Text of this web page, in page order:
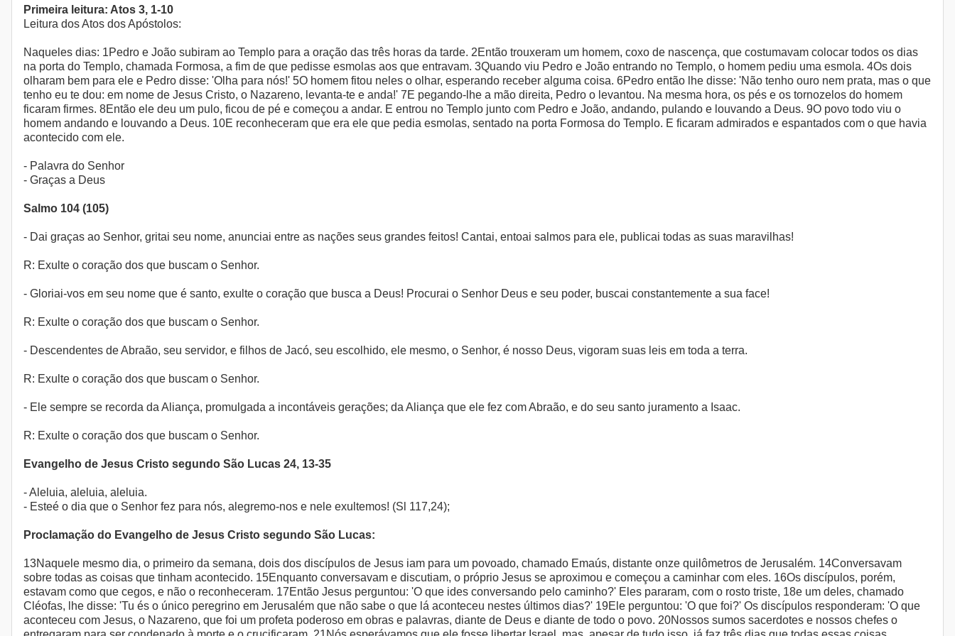
Primeira leitura: Atos 3, 1-10
Leitura dos Atos dos Apóstolos:
Naqueles dias: 1Pedro e João subiram ao Templo para a oração das três horas da tarde. 2Então trouxeram um homem, coxo de nascença, que costumavam colocar todos os dias
na porta do Templo, chamada Formosa, a fim de que pedisse esmolas aos que entravam. 3Quando viu Pedro e João entrando no Templo, o homem pediu uma esmola. 4Os dois
olharam bem para ele e Pedro disse: 'Olha para nós!' 5O homem fitou neles o olhar, esperando receber alguma coisa. 6Pedro então lhe disse: 'Não tenho ouro nem prata, mas o que
tenho eu te dou: em nome de Jesus Cristo, o Nazareno, levanta-te e anda!' 7E pegando-lhe a mão direita, Pedro o levantou. Na mesma hora, os pés e os tornozelos do homem
ficaram firmes. 8Então ele deu um pulo, ficou de pé e começou a andar. E entrou no Templo junto com Pedro e João, andando, pulando e louvando a Deus. 9O povo todo viu o
homem andando e louvando a Deus. 10E reconheceram que era ele que pedia esmolas, sentado na porta Formosa do Templo. E ficaram admirados e espantados com o que havia
acontecido com ele.
- Palavra do Senhor
- Graças a Deus
Salmo 104 (105)
- Dai graças ao Senhor, gritai seu nome, anunciai entre as nações seus grandes feitos! Cantai, entoai salmos para ele, publicai todas as suas maravilhas!
R: Exulte o coração dos que buscam o Senhor.
- Gloriai-vos em seu nome que é santo, exulte o coração que busca a Deus! Procurai o Senhor Deus e seu poder, buscai constantemente a sua face!
R: Exulte o coração dos que buscam o Senhor.
- Descendentes de Abraão, seu servidor, e filhos de Jacó, seu escolhido, ele mesmo, o Senhor, é nosso Deus, vigoram suas leis em toda a terra.
R: Exulte o coração dos que buscam o Senhor.
- Ele sempre se recorda da Aliança, promulgada a incontáveis gerações; da Aliança que ele fez com Abraão, e do seu santo juramento a Isaac.
R: Exulte o coração dos que buscam o Senhor.
Evangelho de Jesus Cristo segundo São Lucas 24, 13-35
- Aleluia, aleluia, aleluia.
- Esteé o dia que o Senhor fez para nós, alegremo-nos e nele exultemos! (Sl 117,24);
Proclamação do Evangelho de Jesus Cristo segundo São Lucas:
13Naquele mesmo dia, o primeiro da semana, dois dos discípulos de Jesus iam para um povoado, chamado Emaús, distante onze quilômetros de Jerusalém. 14Conversavam
sobre todas as coisas que tinham acontecido. 15Enquanto conversavam e discutiam, o próprio Jesus se aproximou e começou a caminhar com eles. 16Os discípulos, porém,
estavam como que cegos, e não o reconheceram. 17Então Jesus perguntou: 'O que ides conversando pelo caminho?' Eles pararam, com o rosto triste, 18e um deles, chamado
Cléofas, lhe disse: 'Tu és o único peregrino em Jerusalém que não sabe o que lá aconteceu nestes últimos dias?' 19Ele perguntou: 'O que foi?' Os discípulos responderam: 'O que
aconteceu com Jesus, o Nazareno, que foi um profeta poderoso em obras e palavras, diante de Deus e diante de todo o povo. 20Nossos sumos sacerdotes e nossos chefes o